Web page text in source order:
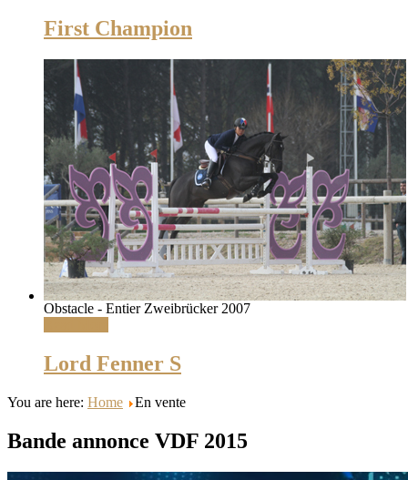
First Champion
Obstacle - Entier Zweibrücker 2007
Lord Fenner S
You are here: Home En vente
Bande annonce VDF 2015